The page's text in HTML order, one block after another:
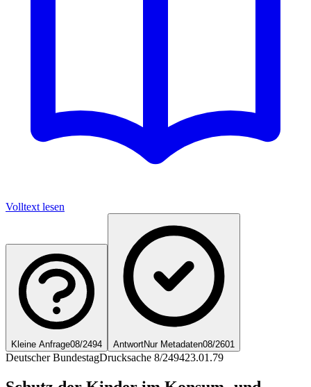
Volltext lesen
Kleine Anfrage08/2494 AntwortNur Metadaten08/2601
Deutscher BundestagDrucksache 8/249423.01.79